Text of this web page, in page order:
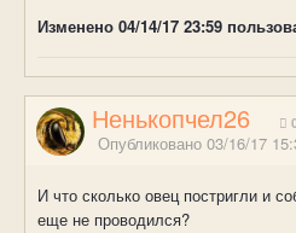
Изменено 04/14/17 23:59
Ненькопчел26
Опубликовано 03/16/17
И что сколько овец постригли и
еще не проводился?